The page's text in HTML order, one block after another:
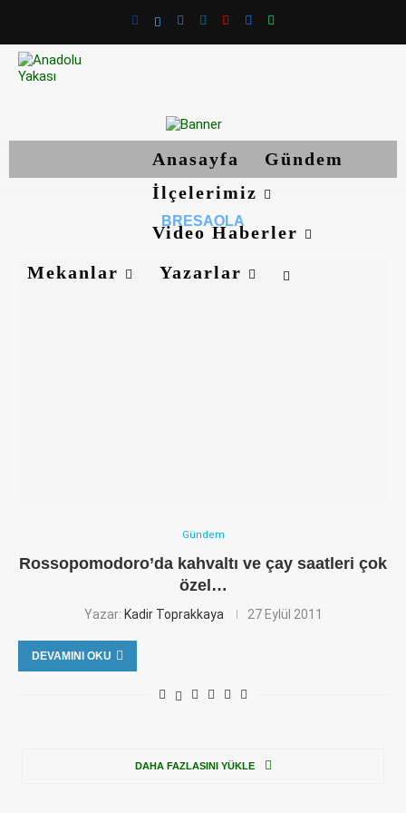
Anasayfa
Gündem
İlçelerimiz
Video Haberler
Mekanlar
Yazarlar
BRESAOLA
Gündem
Rossopomodoro’da kahvaltı ve çay saatleri çok
özel…
Yazar: Kadir Toprakkaya 27 Eylül 2011
DEVAMINI OKU
DAHA FAZLASINI YÜKLE